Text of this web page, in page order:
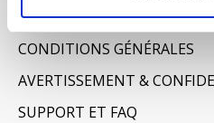
À PROPOS DE NOUS
CONDITIONS GÉNÉRALES
AVERTISSEMENT &
SUPPORT ET FAQ